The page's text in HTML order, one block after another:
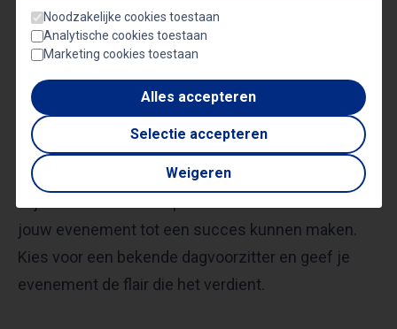
Een bekende dagvoorzitter kan je evenement naar
een hoger niveau tillen. Bij Sprekersbureau Quality
Bookings zijn we gespecialiseerd in het verbinden
van opdrachtgevers met de juiste dagvoorzitters.
Of je nu op zoek bent naar iemand met humor,
diepgang, sportiviteit, charisma of veelzijdigheid,
wij hebben een breed portfolio van talenten die
jouw evenement tot een succes kunnen maken.
Kies voor een bekende dagvoorzitter en geef je
evenement de flair die het verdient.
Noodzakelijke cookies toestaan
Analytische cookies toestaan
Marketing cookies toestaan
Alles accepteren
Selectie accepteren
Weigeren